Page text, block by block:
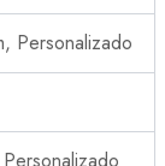
Personalizado